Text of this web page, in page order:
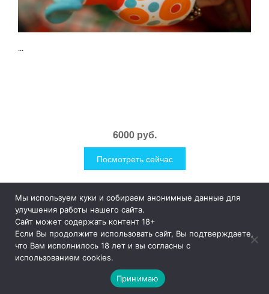
...
6000 руб.
Посмотреть сейчас
1Like
© 20191Like– это необычные и прикольные подарки для
дома и улицы, интересная посуда, уникальные и необычные
гаджеты, причудливые дизайнерские разработки, а так же
просто оригинальные безделушки.
Мы используем куки и собираем анонимные данные для
улучшения работы нашего сайта.
Сайт может содержать контент 18+
Если Вы продолжите использовать сайт, Вы подтверждаете,
что Вам исполнилось 18 лет и вы согласны с
использованием cookies.
Принимаю